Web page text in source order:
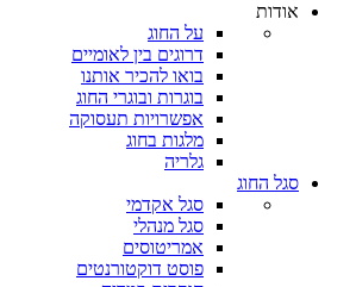
אודות
על החוג
דרוגים בין לאומיים
בואו להכיר אותנו
בוגרות ובוגרי החוג
אפשרויות תעסוקה
מלגות בחוג
גלריה
סגל החוג
סגל אקדמי
סגל מנהלי
אמריטוסים
פוסט דוקטורנטים